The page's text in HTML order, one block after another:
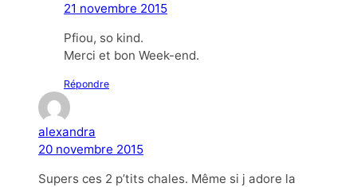
21 novembre 2015
Pfiou, so kind.
Merci et bon Week-end.
Répondre
alexandra
20 novembre 2015
Supers ces 2 p’tits chales. Même si j adore la